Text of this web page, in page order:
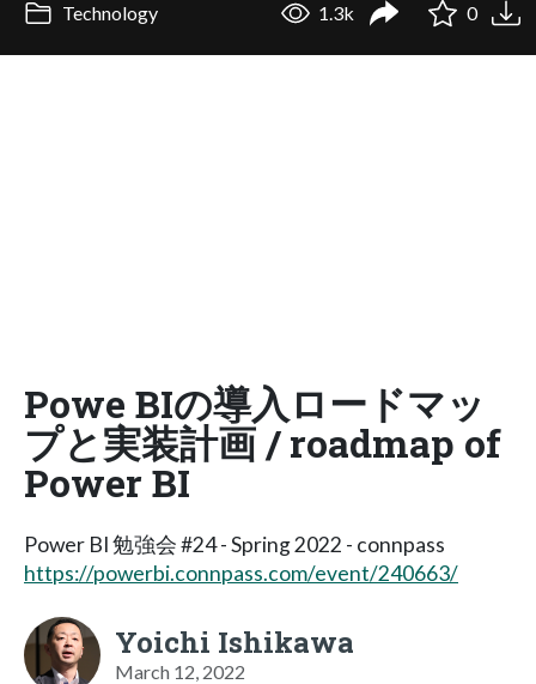
Technology 1.3k 0
Powe BIの導入ロードマッ
プと実装計画 / roadmap of
Power BI
Power BI 勉強会 #24 - Spring 2022 - connpass
https://powerbi.connpass.com/event/240663/
Yoichi Ishikawa
March 12, 2022